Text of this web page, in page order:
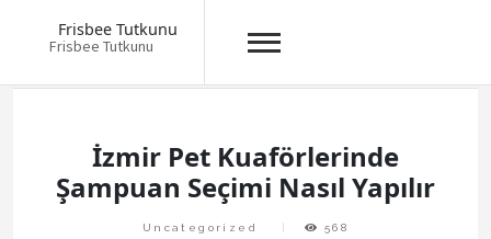
Frisbee Tutkunu
Frisbee Tutkunu
İzmir Pet Kuaförlerinde
Şampuan Seçimi Nasıl Yapılır
Uncategorized 568